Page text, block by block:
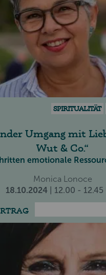
SPIRITUALITÄT
Umgang mit
Wut & Co.
emotionale
Monica Lonoce
18.10.2024
| 12.00 -